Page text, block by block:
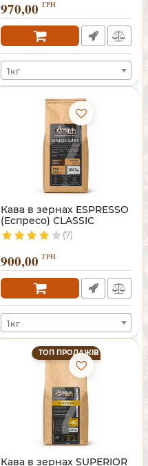
970,00 ГРН
1кг
Кава в зернах ESPRESSO
(Еспресо) CLASSIC
(7)
900,00 ГРН
1кг
ТОП ПРОДАЖІВ
Кава в зернах SUPERIOR